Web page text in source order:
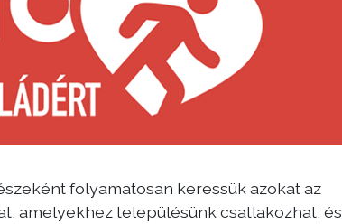
folyamatosan keressük azokat az
amelyekhez településünk csatlakozhat, és